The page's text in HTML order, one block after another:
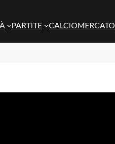
PARTITE CALCIOMERCATO